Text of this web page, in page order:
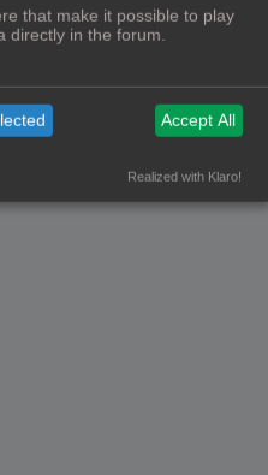
that make it possible to play
directly in the forum.
Accept All
Realized with Klaro!